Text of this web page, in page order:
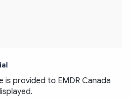
is provided to EMDR Canada